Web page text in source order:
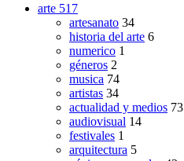
arte 517
artesanato 34
historia del arte 6
numerico 1
géneros 2
musica 74
artistas 34
actualidad y medios 73
audiovisual 14
festivales 1
arquitectura 5